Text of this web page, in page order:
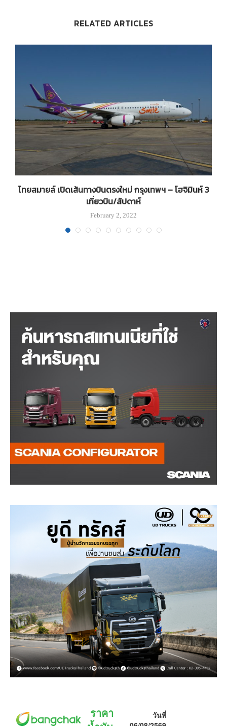
RELATED ARTICLES
ไทยสมายล์ เปิดเส้นทางบินตรงใหม่ กรุงเทพฯ – โฮจิมินห์ 3
เที่ยวบิน/สัปดาห์
February 2, 2022